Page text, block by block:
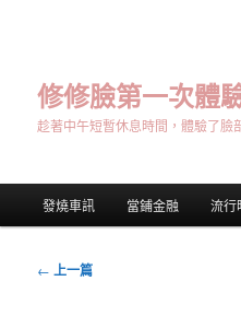
修修臉第一次體
趁著中午短暫休息時間，體驗了臉
發燒車訊 當鋪金融 流行
文
← 上一篇